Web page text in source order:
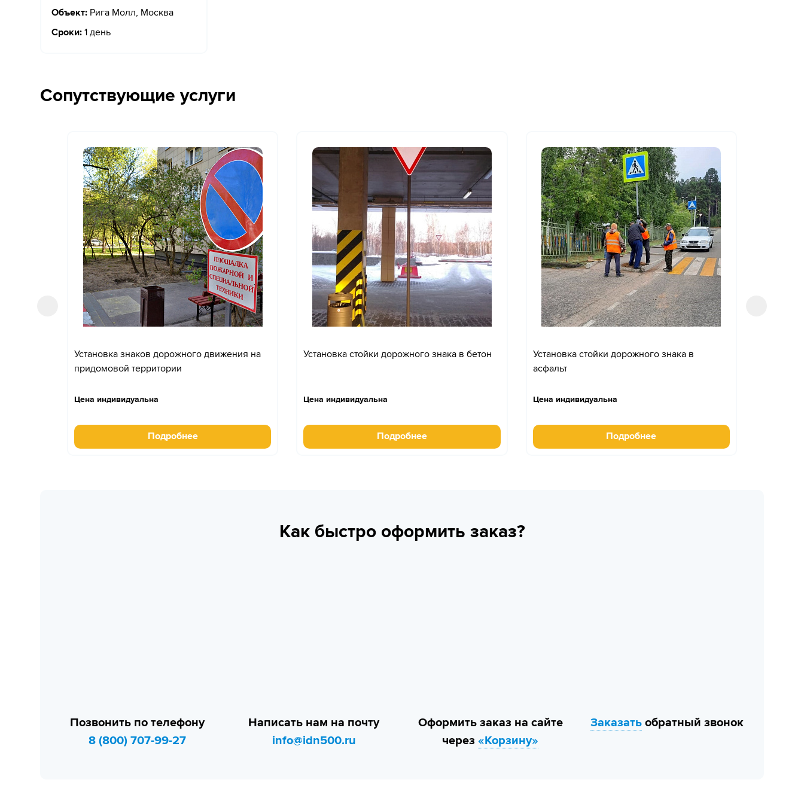
Объект: Рига Молл, Москва
Сроки: 1 день
Сопутствующие услуги
Установка знаков дорожного движения на
придомовой территории
Цена индивидуальна
Подробнее
Установка стойки дорожного знака в бетон
Цена индивидуальна
Подробнее
Установка стойки дорожного знака в
асфальт
Цена индивидуальна
Подробнее
Как быстро оформить заказ?
Позвонить по телефону
8 (800) 707-99-27
Написать нам на почту
info@idn500.ru
Оформить заказ на сайте
через «Корзину»
Заказатьобратный звонок